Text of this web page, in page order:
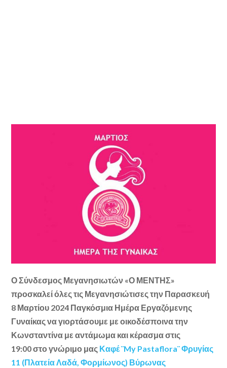
Ο Σύνδεσμος Μεγανησιωτών «Ο ΜΕΝΤΗΣ»
προσκαλεί όλες τις Μεγανησιώτισες την Παρασκευή
8 Μαρτίου 2024 Παγκόσμια Ημέρα Εργαζόμενης
Γυναίκας να γιορτάσουμε με οικοδέσποινα την
Κωνσταντίνα με αντάμωμα και κέρασμα στις
19:00στο γνώριμο μας Καφέ ¨My Pastaflora¨ Φρυγίας
11 (Πλατεία Λαδά, Φορμίωνος) Βύρωνας